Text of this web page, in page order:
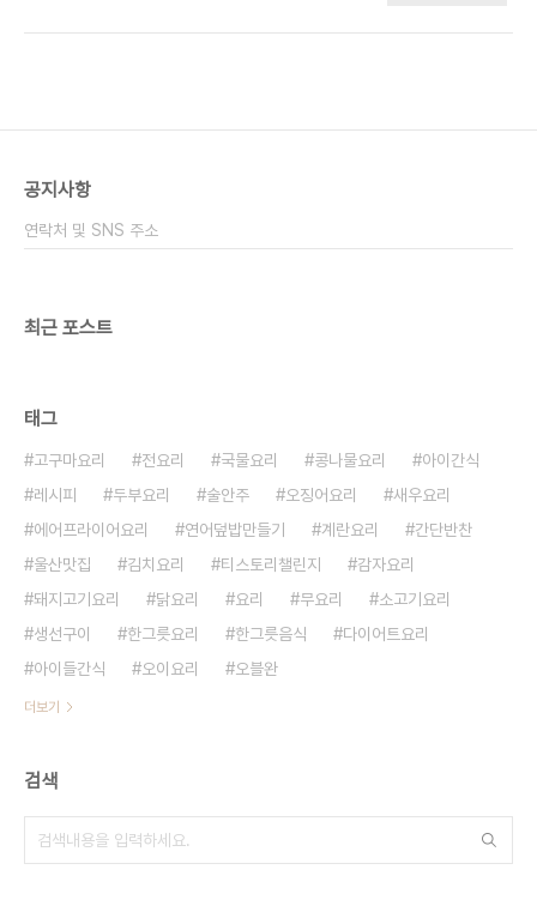
해 주면 됩니다 시금치 손질 간단하죠? 마트에서 바
가 맛있잖아요 시금치로 된장국을 끓이면 부들부들~
고추를 넣지 않았는데 매운맛 좋아하시면 고추 ..
공지사항
연락처 및 SNS 주소
최근 포스트
태그
고구마요리 전요리 국물요리 콩나물요리
아이간식
레시피
두부요리 술안주 오징어요리
새우요리
에어프라이어요리
연어덮밥만들기 계란요리
간단반찬
울산맛집
김치요리 티스토리챌린지
감자요리
돼지고기요리
닭요리 요리 무요리
소고기요리
생선구이
한그릇요리 한그릇음식
다이어트요리
아이들간식
오이요리 오블완
더보기
검색